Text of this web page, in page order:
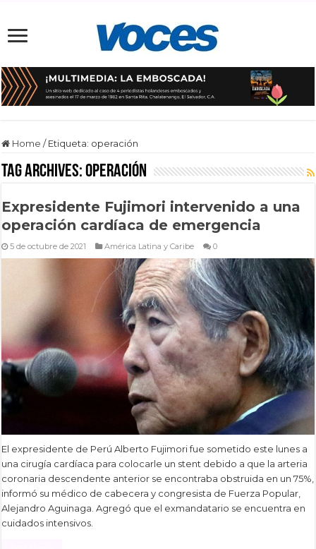
Home / Etiqueta: operación
Tag Archives:operación
Expresidente Fujimori intervenido a una
operación cardíaca de emergencia
5 de octubre de 2021 América Latina y Caribe 0
El expresidente de Perú Alberto Fujimori fue sometido este lunes a
una cirugía cardíaca para colocarle un stent debido a que la arteria
coronaria descendente anterior se encontraba obstruida en un 75%,
informó su médico de cabecera y congresista de Fuerza Popular,
Alejandro Aguinaga. Agregó que el exmandatario se encuentra en
cuidados intensivos.